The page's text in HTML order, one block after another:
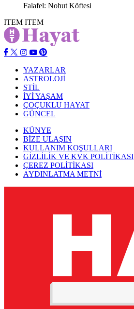
Falafel: Nohut Köftesi
ITEM ITEM
YAZARLAR
ASTROLOJİ
STİL
İYİ YAŞAM
ÇOÇUKLU HAYAT
GÜNCEL
KÜNYE
BİZE ULAŞIN
KULLANIM KOŞULLARI
GİZLİLİK VE KVK POLİTİKASI
ÇEREZ POLİTİKASI
AYDINLATMA METNİ